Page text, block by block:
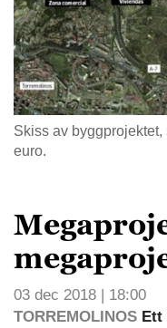
Skiss av
euro.
03 dec 2018 | 18:00
TORREMOLINOS Ett